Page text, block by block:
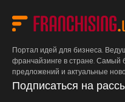
Портал идей для бизнеса.
франчайзинге в стране.
предложений и актуальные
Подписаться на